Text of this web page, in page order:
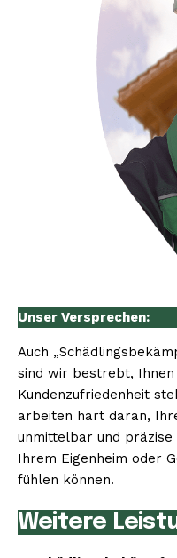
Unser Versprechen:
Auch
sind wir bestrebt, Ihnen
Kundenzufriedenheit
arbeiten hart daran,
unmittelbar und präzise
Ihrem Eigenheim oder
fühlen können.
Weitere